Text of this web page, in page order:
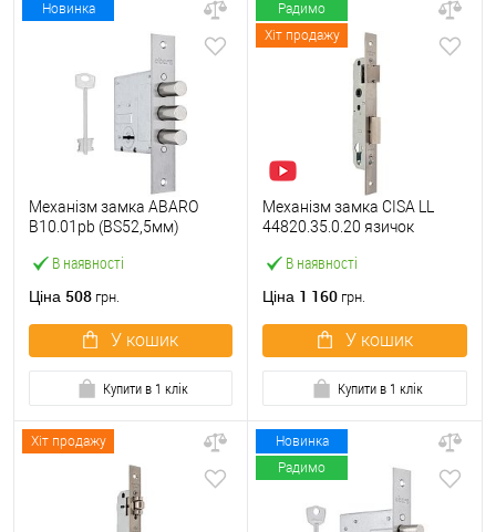
Новинка
В наявності
Механізм замка ABARO
B10.01pb (BS52,5мм)
тех.пакування.без
Ціна 508 грн.
У кошик
Купити в 1 клік
Радимо
Хіт продажу
В наявності
Механізм замка CISA LL
44820.35.0.20 язичок
нержавіюча сталь
Ціна 1 160 грн.
У кошик
Купити в 1 клік
Хіт продажу
Новинка
Радимо